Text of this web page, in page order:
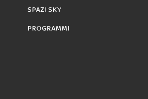
SPAZI SKY
PROGRAMMI